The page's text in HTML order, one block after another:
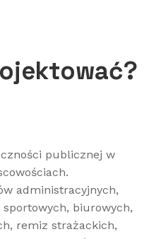
publicznej w
administracyjnych,
biurowych,
remiz strażackich,